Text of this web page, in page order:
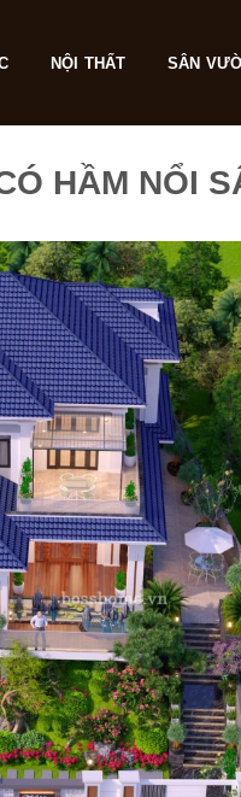
NỘI THẤT SÂN
HẦM NỔI